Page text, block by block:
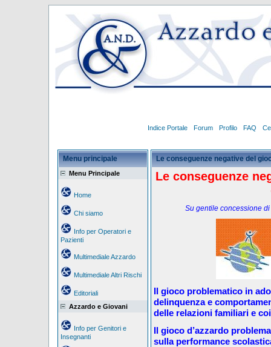
Indice Portale Forum Profilo FAQ
Menu principale
Menu Principale
Home
Chi siamo
Info per Operatori e
Pazienti
Multimediale Azzardo
Multimediale Altri Rischi
Editoriali
Azzardo e Giovani
Info per Genitori e
Insegnanti
Le conseguenze negative del
Le conseguenze
Su gentile concessione
Il gioco problematico in
delinquenza e
delle relazioni familiari e
Il gioco d’azzardo
sulla performance